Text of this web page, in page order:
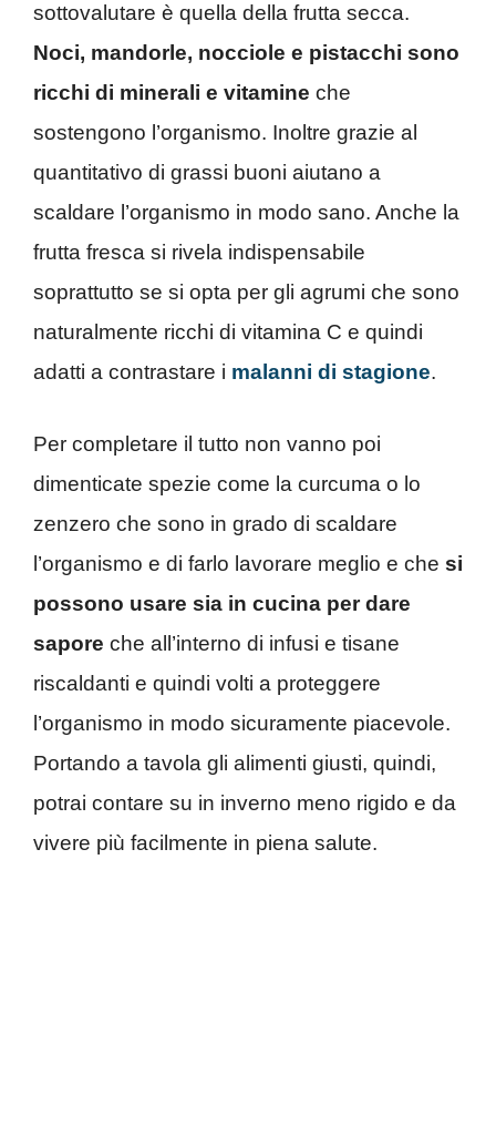
sottovalutare è quella della frutta secca.
Noci, mandorle, nocciole e pistacchi sono
ricchi di minerali e vitamine che
sostengono l’organismo. Inoltre grazie al
quantitativo di grassi buoni aiutano a
scaldare l’organismo in modo sano. Anche la
frutta fresca si rivela indispensabile
soprattutto se si opta per gli agrumi che sono
naturalmente ricchi di vitamina C e quindi
adatti a contrastare i malanni di stagione.
Per completare il tutto non vanno poi
dimenticate spezie come la curcuma o lo
zenzero che sono in grado di scaldare
l’organismo e di farlo lavorare meglio e che si
possono usare sia in cucina per dare
sapore che all’interno di infusi e tisane
riscaldanti e quindi volti a proteggere
l’organismo in modo sicuramente piacevole.
Portando a tavola gli alimenti giusti, quindi,
potrai contare su in inverno meno rigido e da
vivere più facilmente in piena salute.